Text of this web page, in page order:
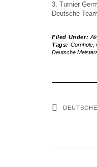
3. Turnier
Deutsche
Filed Under:
Tags: Cornhole,
Deutsche